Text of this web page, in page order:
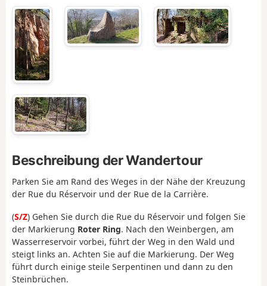
Beschreibung der Wandertour
Parken Sie am Rand des Weges in der Nähe der Kreuzung
der Rue du Réservoir und der Rue de la Carrière.
(S/Z) Gehen Sie durch die Rue du Réservoir und folgen Sie
der Markierung Roter Ring. Nach den Weinbergen, am
Wasserreservoir vorbei, führt der Weg in den Wald und
steigt links an. Achten Sie auf die Markierung. Der Weg
führt durch einige steile Serpentinen und dann zu den
Steinbrüchen.